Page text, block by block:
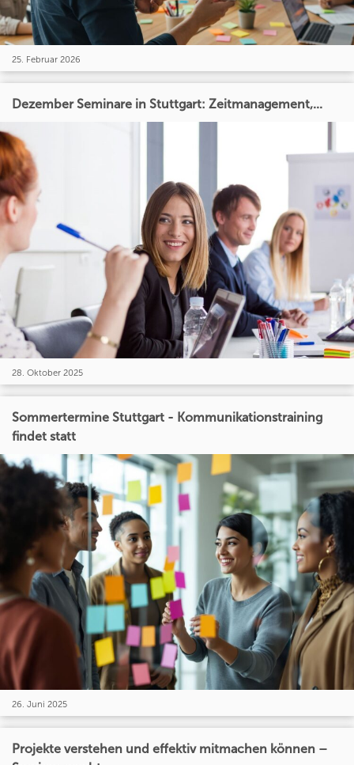
25. Februar 2026
Dezember Seminare in Stuttgart: Zeitmanagement,...
28. Oktober 2025
Sommertermine Stuttgart - Kommunikationstraining
findet statt
26. Juni 2025
Projekte verstehen und effektiv mitmachen können –